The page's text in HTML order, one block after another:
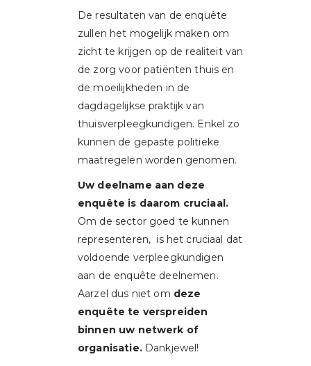
De resultaten van de enquête
zullen het mogelijk maken om
zicht te krijgen op de realiteit van
de zorg voor patiënten thuis en
de moeilijkheden in de
dagdagelijkse praktijk van
thuisverpleegkundigen. Enkel zo
kunnen de gepaste politieke
maatregelen worden genomen.
Uw deelname aan deze
enquête is daarom cruciaal.
Om de sector goed te kunnen
representeren, is het cruciaal dat
voldoende verpleegkundigen
aan de enquête deelnemen.
Aarzel dus niet om deze
enquête te verspreiden
binnen uw netwerk of
organisatie.Dankjewel!